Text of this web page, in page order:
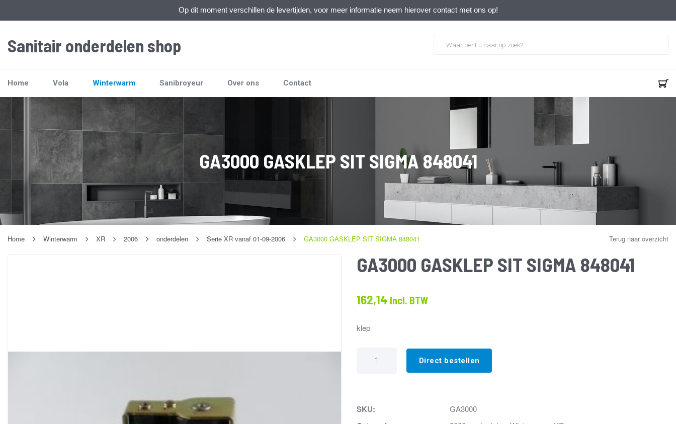
Op dit moment verschillen de levertijden, voor meer informatie neem hierover contact met ons op!
Sanitair onderdelen shop
Home Vola Winterwarm Sanibroyeur Over ons Contact
GA3000 GASKLEP SIT SIGMA 848041
Home Winterwarm XR 2006 onderdelen Serie XR vanaf 01-09-2006 GA3000 GASKLEP SIT SIGMA 848041 Terug naar overzicht
GA3000 GASKLEP SIT SIGMA 848041
162,14 Incl. BTW
klep
GASKLEP
Direct bestellen
SKU: GA3000